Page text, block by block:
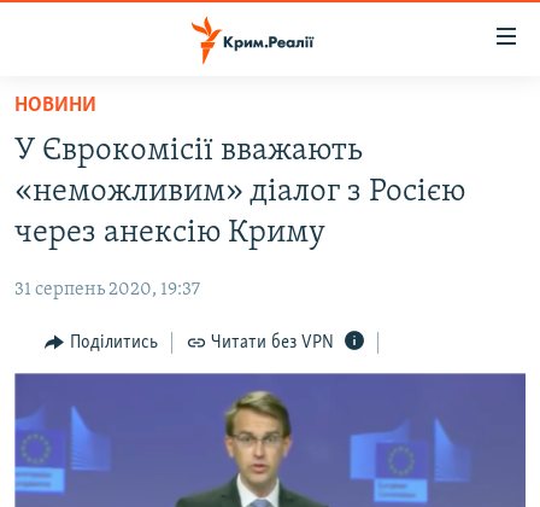
Перейти
основного
матеріалу
основної
навігації
Перейти
до
ВОДА.КРИМ
БЛОГИ
ПОГЛЯД
ВСЕ ЗА ДЕНЬ
СПЕЦПРОЕКТИ
НОВИНИ
У Єврокомісії вважають
«неможливим» діалог з Росією
через анексію Криму
31 серпень 2020, 19:37
Поділитись Читати без VPN